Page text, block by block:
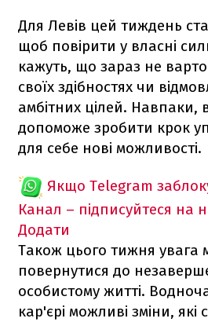
Для Левів цей тиждень
щоб повірити у власні
кажуть, що зараз не варто
своїх здібностях чи
амбітних цілей. Навпаки,
допоможе зробити крок
для себе нові можливості.
Якщо Telegram
Канал – підписуйтеся на
Додати
Також цього тижня увага
повернутися до
особистому житті.
кар'єрі можливі зміни, які